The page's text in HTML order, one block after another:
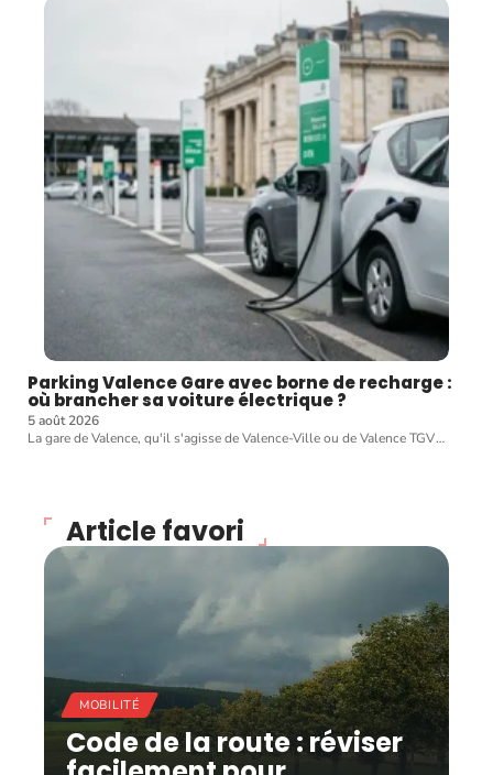
Parking Valence Gare avec borne de recharge :
où brancher sa voiture électrique ?
5 août 2026
La gare de Valence, qu'il s'agisse de Valence-Ville ou de Valence TGV…
Article favori
MOBILITÉ
Code de la route : réviser